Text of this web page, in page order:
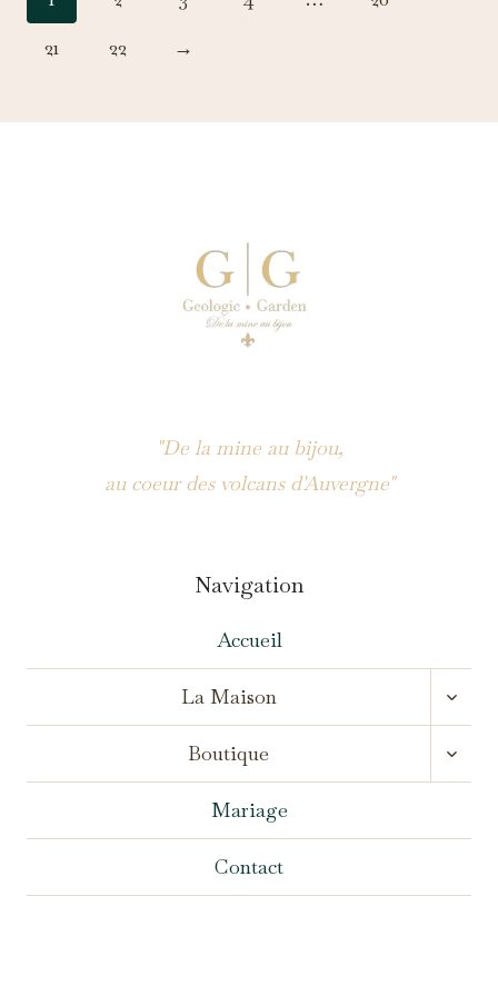
21
22 →
"De la mine au bijou,
au coeur des volcans d'Auvergne"
Navigation
Accueil
La Maison
MENU
Boutique
MENU
Mariage
Contact